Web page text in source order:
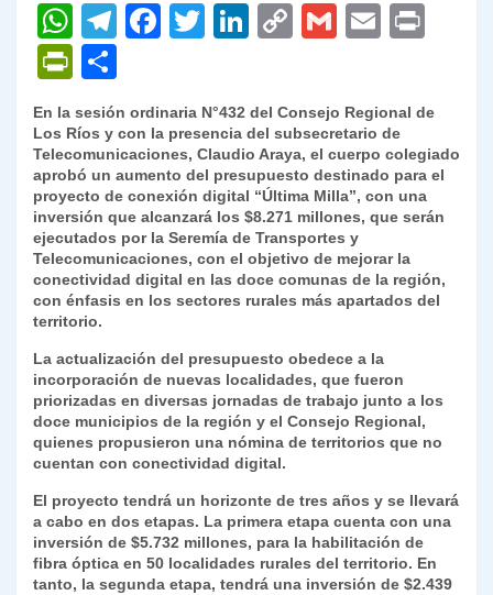
W
h
at
s
A
p
p
T
gr
a
m
F
e
b
o
o
k
T
er
Li
e
dI
n
C
y
Li
n
k
G
l
E
l
P
nt
Fr
ie
n
dl
y
m
p
ar
tir
En la sesión ordinaria N°432 del Consejo Regional de
Los Ríos y con la presencia del subsecretario de
Telecomunicaciones, Claudio Araya, el cuerpo colegiado
aprobó un aumento del presupuesto destinado para el
proyecto de conexión digital “Última Milla”, con una
inversión que alcanzará los $8.271 millones, que serán
ejecutados por la Seremía de Transportes y
Telecomunicaciones, con el objetivo de mejorar la
conectividad digital en las doce comunas de la región,
con énfasis en los sectores rurales más apartados del
territorio.
La actualización del presupuesto obedece a la
incorporación de nuevas localidades, que fueron
priorizadas en diversas jornadas de trabajo junto a los
doce municipios de la región y el Consejo Regional,
quienes propusieron una nómina de territorios que no
cuentan con conectividad digital.
El proyecto tendrá un horizonte de tres años y se llevará
a cabo en dos etapas. La primera etapa cuenta con una
inversión de $5.732 millones, para la habilitación de
fibra óptica en 50 localidades rurales del territorio. En
tanto, la segunda etapa, tendrá una inversión de $2.439